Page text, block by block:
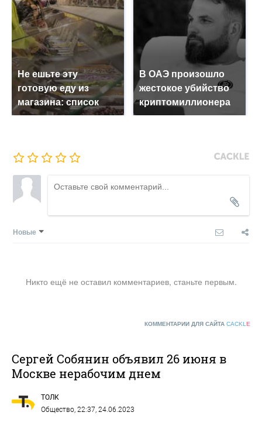
Не ешьте эту
готовую еду из
магазина: список
В ОАЭ произошло
жестокое убийство
криптомиллионера
Новые
Никто ещё не оставил комментариев, станьте первым.
КОММЕНТАРИИ ДЛЯ САЙТА CACKL E
Сергей Собянин объявил 26 июня в
Москве нерабочим днем
ТОЛК
Общество , 22:37, 24.06.2023